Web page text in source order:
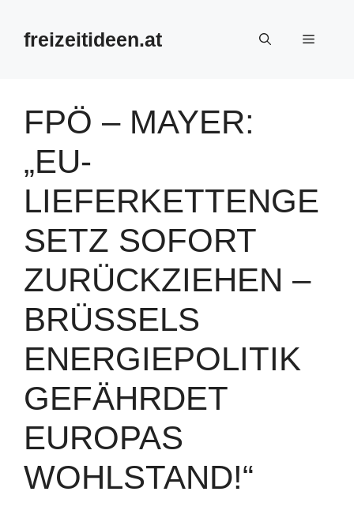
Inhalt
springenfreizeitideen.at Menü
FPÖ – MAYER:
„EU-
LIEFERKETTENGE
SETZ SOFORT
ZURÜCKZIEHEN –
BRÜSSELS
ENERGIEPOLITIK
GEFÄHRDET
EUROPAS
WOHLSTAND!“